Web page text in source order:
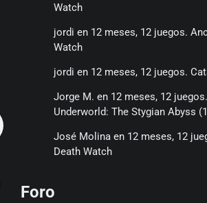
Watch
jordi en 12 meses, 12 juegos.
Watch
jordi en 12 meses, 12 juegos.
Jorge M. en 12 meses, 12
Underworld: The Stygian Abyss
José Molinaen 12 meses, 12
Death Watch
Foro